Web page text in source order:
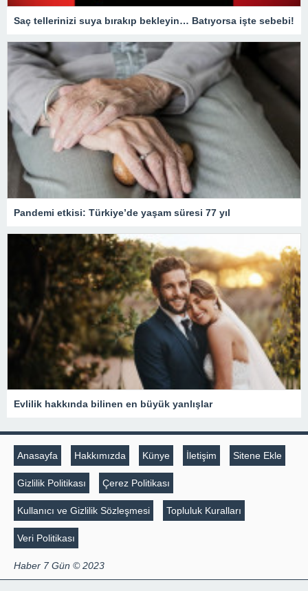
Saç tellerinizi suya bırakıp bekleyin… Batıyorsa işte sebebi!
Pandemi etkisi: Türkiye’de yaşam süresi 77 yıl
Evlilik hakkında bilinen en büyük yanlışlar
Anasayfa Hakkımızda Künye İletişim Sitene Ekle
Gizlilik Politikası Çerez Politikası
Kullanıcı ve Gizlilik Sözleşmesi Topluluk Kuralları
Veri Politikası
Haber 7 Gün © 2023